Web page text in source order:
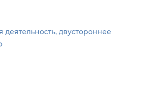
двустороннее